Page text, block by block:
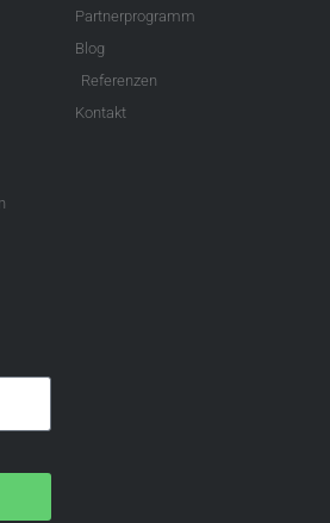
Partnerprogramm
Blog
Referenzen
Kontakt